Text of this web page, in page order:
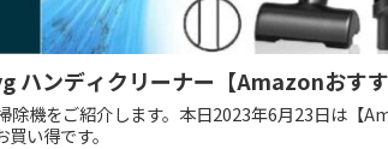
ンディクリーナー【Amazonおすす
除機をご紹介します。本日2023年6月23日は【
い得です。